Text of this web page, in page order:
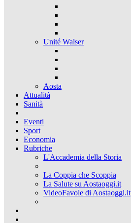
Unité Walser
Aosta
Attualità
Sanità
Eventi
Sport
Economia
Rubriche
L'Accademia della Storia
La Coppia che Scoppia
La Salute su Aostaoggi.it
VideoFavole di Aostaoggi.it